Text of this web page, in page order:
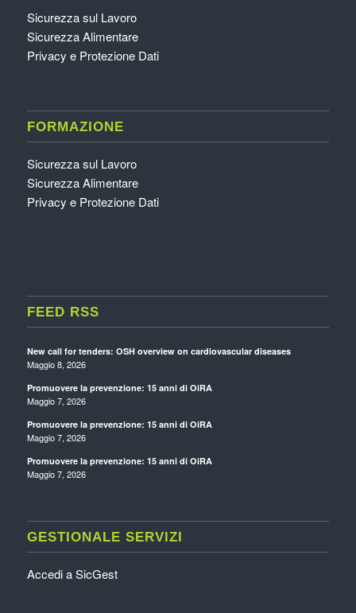
Sicurezza sul Lavoro
Sicurezza Alimentare
Privacy e Protezione Dati
FORMAZIONE
Sicurezza sul Lavoro
Sicurezza Alimentare
Privacy e Protezione Dati
FEED RSS
New call for tenders: OSH overview on cardiovascular diseases
Maggio 8, 2026
Promuovere la prevenzione: 15 anni di OiRA
Maggio 7, 2026
Promuovere la prevenzione: 15 anni di OiRA
Maggio 7, 2026
Promuovere la prevenzione: 15 anni di OiRA
Maggio 7, 2026
GESTIONALE SERVIZI
Accedi a SicGest